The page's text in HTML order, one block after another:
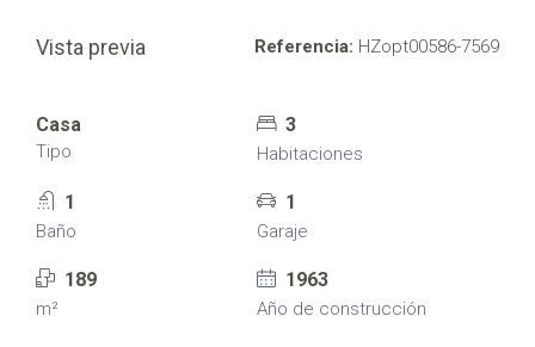
Vista previa Referencia: HZopt00586-7569
Casa
Tipo
3
Habitaciones
1
Baño
1
Garaje
189
m²
1963
Año de construcción